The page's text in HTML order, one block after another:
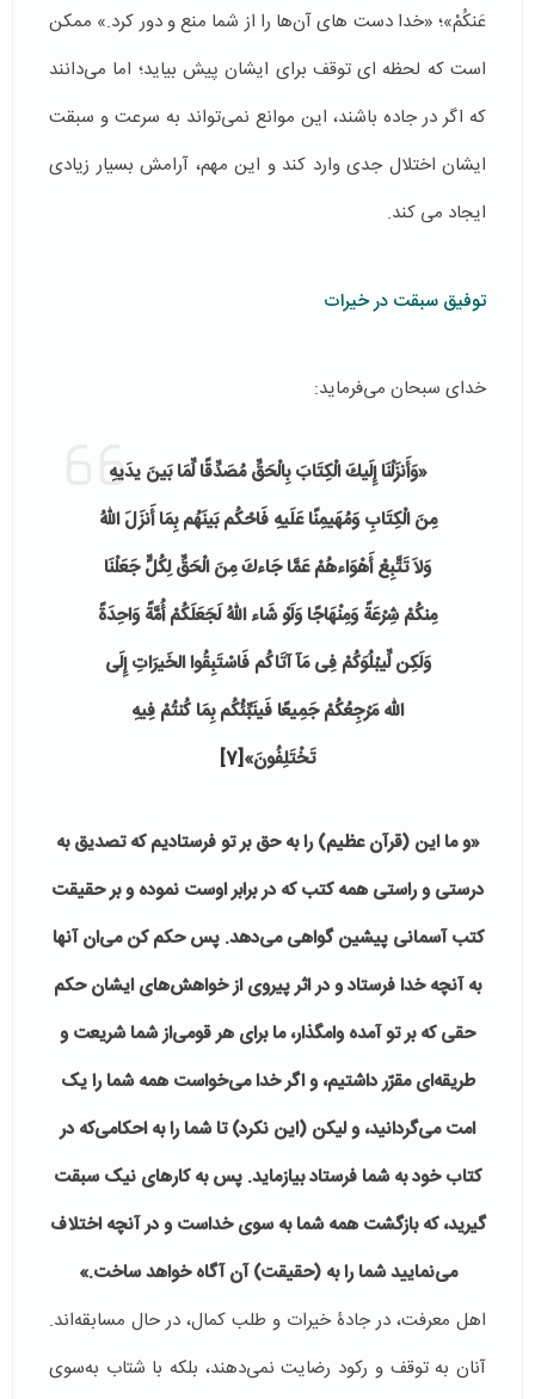
عَنكُمْ»؛ «خدا دست های آن‌ها را از شما منع و دور كرد.» ممكن
است که لحظه ای توقف برای ایشان پیش بیاید؛ اما می‌دانند
که اگر در جاده باشند، این موانع نمی‌تواند به سرعت و سبقت
ایشان اختلال جدی وارد كند و این مهم، آرامش بسیار زیادی
ایجاد می كند.
توفیق سبقت در خیرات
خدای سبحان می‌فرماید:
«وَأَنزَلْنَا إِلَیكَ الْكِتَابَ بِالْحَقِّ مُصَدِّقًا لِّمَا بَینَ یدَیهِ
مِنَ الْكِتَابِ وَمُهَیمِنًا عَلَیهِ فَاحْكُم بَینَهُم بِمَا أَنزَلَ اللّهُ
وَلاَ تَتَّبِعْ أَهْوَاءهُمْ عَمَّا جَاءكَ مِنَ الْحَقِّ لِكُلٍّ جَعَلْنَا
مِنكُمْ شِرْعَةً وَمِنْهَاجًا وَلَوْ شَاء اللّهُ لَجَعَلَكُمْ أُمَّةً وَاحِدَةً
وَلَكِن لِّیبْلُوَكُمْ فِی مَآ آتَاكُم فَاسْتَبِقُوا الخَیرَاتِ إِلَى
الله مَرْجِعُكُمْ جَمِیعًا فَینَبِّئُكُم بِمَا كُنتُمْ فِیهِ
تَخْتَلِفُونَ»[7]
«و ما این (قرآن عظیم) را به حق بر تو فرستادیم که تصدیق به
درستی و راستی همه کتب که در برابر اوست نموده و بر حقیقت
کتب آسمانی پیشین گواهی می‌‌‌دهد. پس حکم کن می‌‌ان آنها
به آنچه خدا فرستاد و در اثر پیروی از خواهش‌های ایشان حکم
حقی که بر تو آمده وامگذار، ما برای هر قومی‌از شما شریعت و
طریقه‌ای مقرّر داشتیم، و اگر خدا می‌‌‌خواست همه شما را یک
امت می‌‌‌گردانید، و لیکن (این نکرد) تا شما را به احکامی‌که در
کتاب خود به شما فرستاد بیازماید. پس به کارهای نیک سبقت
گیرید، که بازگشت همه شما به سوی خداست و در آنچه اختلاف
می‌‌‌نمایید شما را به (حقیقت) آن آگاه خواهد ساخت.»
اهل معرفت، در جادۀ خیرات و طلب کمال، در حال مسابقه‌اند.
آنان به توقف و رکود رضایت نمی‌دهند، بلکه با شتاب به‌سوی